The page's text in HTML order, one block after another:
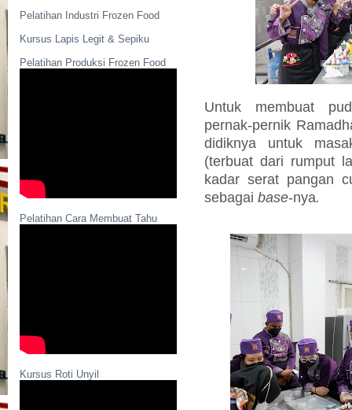
Pelatihan Industri Frozen Food
Kursus Lapis Legit & Sepiku
Pelatihan Produksi Frozen Food
Pelatihan Cara Membuat Tahu
Kursus Roti Unyil
Untuk membuat
pernak-pernik
didiknya untuk
(terbuat dari rumput
kadar serat pangan
sebagai base-nya.